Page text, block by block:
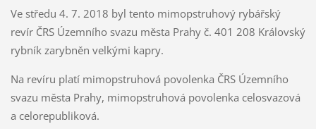
Ve středu 4. 7. 2018 byl tento mimopstruhový rybářský
revír ČRS Územního svazu města Prahy č. 401 208 Královský
rybník zarybněn velkými kapry.
Na revíru platí mimopstruhová povolenka ČRS Územního
svazu města Prahy, mimopstruhová povolenka celosvazová
a celorepubliková.